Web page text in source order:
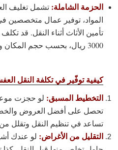
الحزمة الشاملة: تشمل تغليف
المواد، توفير عمال متخصصين
3000 ريال، بحسب حجم المكان وخدمات النقل المطلوبة.
كيفية توفّير في تكلفة النقل
التخطيط المسبق: لو حجزت
تحصل على أفضل العروض
تساعد في تنظيم النقل وتقلل من
التقليل من الأغراض: لو عندك